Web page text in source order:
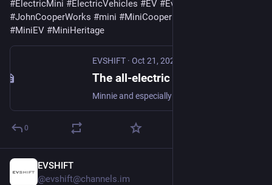
#ElectricMini #ElectricVehicles #EV #EvCars
#JohnCooperWorks #mini #MiniCooper
#MiniEV #MiniHeritage
EVSHIFT · Oct 21, 2025
0
EVSHIFT
@evshift@channels.im